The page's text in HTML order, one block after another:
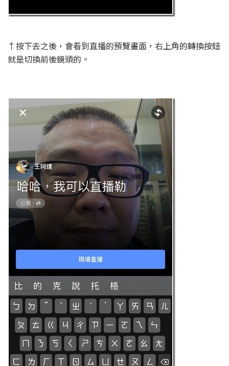
↑按下去之後，會看到直播的預覽畫面，右上角的轉換按鈕
就是切換前後鏡頭的。